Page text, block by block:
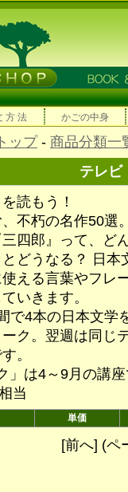
方 法 かごの中身
ップ- 商品分類一
テレ
読もう！
不朽の名作50選
四郎』って、ど
どうなる？ 日
える言葉やフレ
いきます。
で4本の日本文学
ーク。翌週は同じ
。
」は4～9月の講
当
単価
[前へ] (ペ